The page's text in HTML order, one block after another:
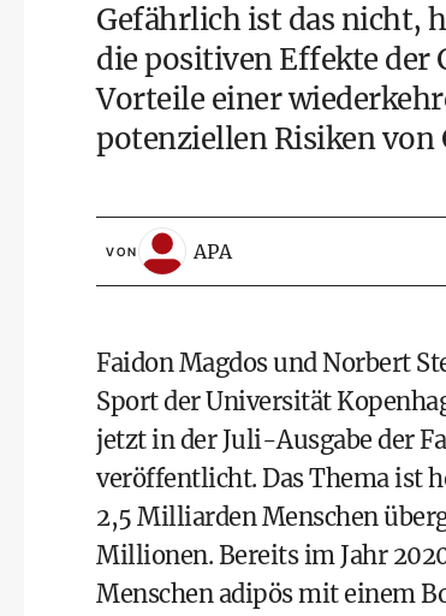
Gefährlich ist das nicht,
die positiven Effekte der
Vorteile einer
potenziellen Risiken von
VON APA
Faidon Magdos und Norbert
Sport der Universität
jetzt in der Juli-Ausgabe der
veröffentlicht. Das Thema ist
2,5 Milliarden Menschen
Millionen. Bereits im Jahr
Menschen adipös mit einem